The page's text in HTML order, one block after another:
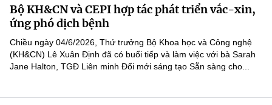
Sở Khoa học và Công nghệ
Chuyển đổi số
Bưu chính, Viễn thông
Văn bản QPPL
Văn bản chỉ đạo điều hành
Lấy ý kiến người dân về dự thảo VBQPPL
MST IOFFICE
THỐNG KÊ
Khoa học và Công nghệ
Đổi mới sáng tạo
Multimedia
Bộ KH&CN và CEPI hợp tác phát triển vắc-xin,
ứng phó dịch bệnh
Chiều ngày 04/6/2026, Thứ trưởng Bộ Khoa học và Công nghệ
(KH&CN) Lê Xuân Định đã có buổi tiếp và làm việc với bà Sarah
Jane Halton, TGĐ Liên minh Đổi mới sáng tạo Sẵn sàng cho...